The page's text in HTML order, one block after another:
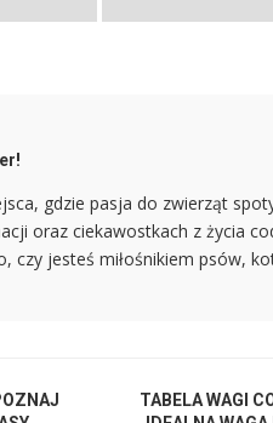
gdzie pasja do zwierząt
oraz ciekawostkach z życia
czy jesteś miłośnikiem psów,
TABELA WAGI